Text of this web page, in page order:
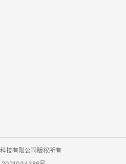
技有限公司版权所有